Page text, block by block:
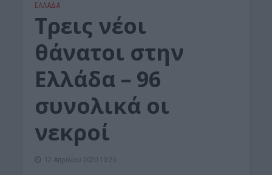
ΕΛΛΑΔΑ
Τρεις νέοι
θάνατοι στην
Ελλάδα – 96
συνολικά οι
νεκροί
12 Απριλίου 2020 10:25